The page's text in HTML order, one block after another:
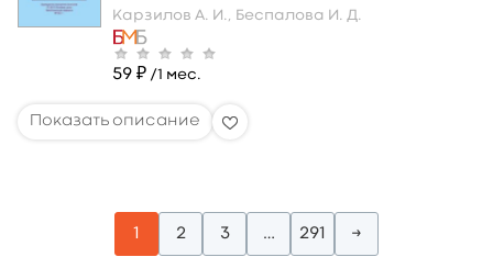
Карзилов А. И., Беспалова И. Д.
59 ₽ /1 мес.
1 2 3 … 291 →